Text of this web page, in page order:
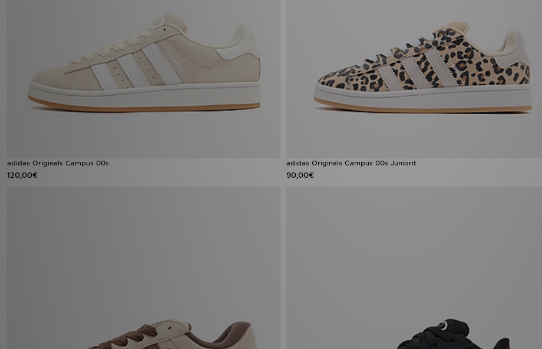
adidas Originals Campus 00s
120,00€
adidas Originals Campus 00s Juniorit
90,00€